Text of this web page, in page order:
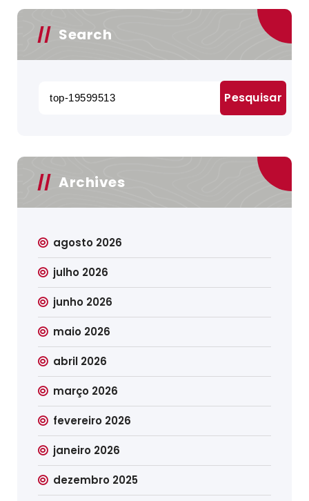
Search
por:
Archives
agosto 2026
julho 2026
junho 2026
maio 2026
abril 2026
março 2026
fevereiro 2026
janeiro 2026
dezembro 2025